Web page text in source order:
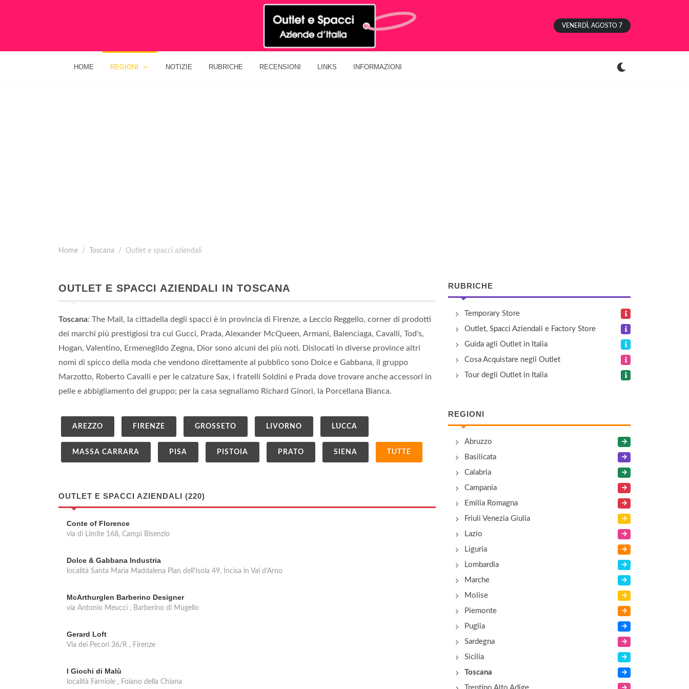
VENERDÌ, AGOSTO 7
HOME REGIONI NOTIZIE RUBRICHE RECENSIONI LINKS INFORMAZIONI
Home Toscana Outlet e spacci aziendali
OUTLET E SPACCI AZIENDALI IN TOSCANA
Toscana: The Mall, la cittadella degli spacci è in provincia di Firenze, a Leccio Reggello, corner di prodotti
dei marchi più prestigiosi tra cui Gucci, Prada, Alexander McQueen, Armani, Balenciaga, Cavalli, Tod's,
Hogan, Valentino, Ermenegildo Zegna, Dior sono alcuni dei più noti. Dislocati in diverse province altri
nomi di spicco della moda che vendono direttamente al pubblico sono Dolce e Gabbana, il gruppo
Marzotto, Roberto Cavalli e per le calzature Sax, i fratelli Soldini e Prada dove trovare anche accessori in
pelle e abbigliamento del gruppo; per la casa segnaliamo Richard Ginori, la Porcellana Bianca.
AREZZO FIRENZE GROSSETO LIVORNO LUCCA
MASSA CARRARA PISA PISTOIA PRATO SIENA TUTTE
OUTLET E SPACCI AZIENDALI (220)
Conte of Florence
via di Limite 168, Campi Bisenzio
Dolce & Gabbana Industria
località Santa Maria Maddalena Pian dell'Isola 49, Incisa in Val d'Arno
McArthurglen Barberino Designer
via Antonio Meucci , Barberino di Mugello
Gerard Loft
Via dei Pecori 36/R , Firenze
I Giochi di Malù
località Farniole , Foiano della Chiana
RUBRICHE
Temporary Store
Outlet, Spacci Aziendali e Factory Store
Guida agli Outlet in Italia
Cosa Acquistare negli Outlet
Tour degli Outlet in Italia
REGIONI
Abruzzo
Basilicata
Calabria
Campania
Emilia Romagna
Friuli Venezia Giulia
Lazio
Liguria
Lombardia
Marche
Molise
Piemonte
Puglia
Sardegna
Sicilia
Toscana